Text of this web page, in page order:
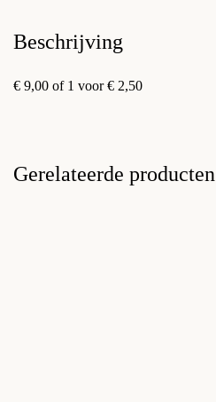
Beschrijving
€ 9,00 of 1 voor € 2,50
Gerelateerde producten